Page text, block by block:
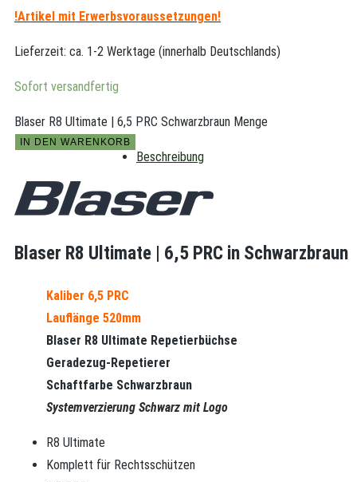
!Artikel mit Erwerbsvoraussetzungen!
Lieferzeit: ca. 1-2 Werktage (innerhalb Deutschlands)
Sofort versandfertig
Blaser R8 Ultimate | 6,5 PRC Schwarzbraun Menge
IN DEN WARENKORB
Beschreibung
Blaser R8 Ultimate | 6,5 PRC in Schwarzbraun
Kaliber 6,5 PRC
Lauflänge 520mm
Blaser R8 Ultimate Repetierbüchse
Geradezug-Repetierer
Schaftfarbe Schwarzbraun
Systemverzierung Schwarz mit Logo
R8 Ultimate
Komplett für Rechtsschützen